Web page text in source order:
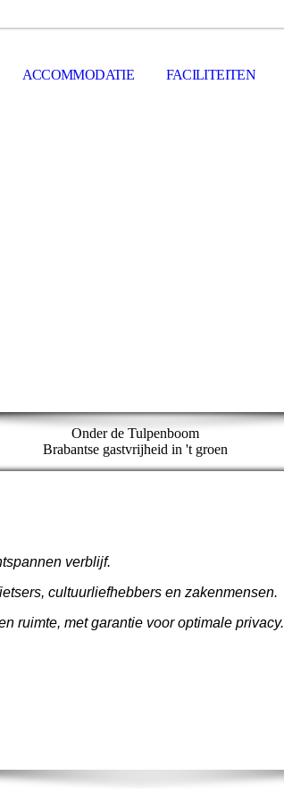
ACCOMMODATIE FACILITEITEN
Onder de Tulpenboom
Brabantse gastvrijheid in 't groen
verblijf.
cultuurliefhebbers en zakenmensen.
ruimte, met garantie voor optimale privacy.